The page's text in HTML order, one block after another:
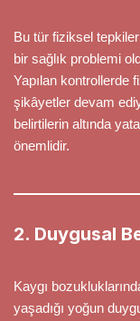
Bu tür fiziksel
bir sağlık problemi
Yapılan kontrollerde
şikâyetler devam
belirtilerin altında
önemlidir.
2. Duygusal
Kaygı
yaşadığı yoğun